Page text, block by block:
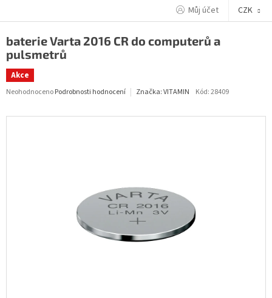
Můj účet CZK
baterie Varta 2016 CR do computerů a
pulsmetrů
Akce
Průměrné
NeohodnocenoPodrobnosti hodnocení Značka:VITAMIN Kód:28409